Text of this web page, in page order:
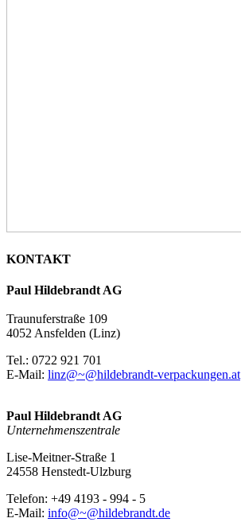
KONTAKT
Paul Hildebrandt AG
Traunuferstraße 109
4052 Ansfelden (Linz)
Tel.: 0722 921 701
E-Mail: linz@~@hildebrandt-verpackungen.at
Paul Hildebrandt AG
Unternehmenszentrale
Lise-Meitner-Straße 1
24558 Henstedt-Ulzburg
Telefon: +49 4193 - 994 - 5
E-Mail: info@~@hildebrandt.de